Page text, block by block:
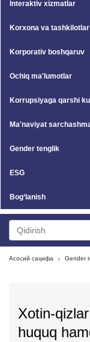
Interaktiv xizmatlar
Korxona va tashkilotlar
Korporativ boshqaruv
Ochiq ma'lumotlar
Korrupsiyaga qarshi
Ma'naviyat
Gender tenglik
ESG
Bog‘lanish
Асосий саҳифа Gender
Xotin-
huquq